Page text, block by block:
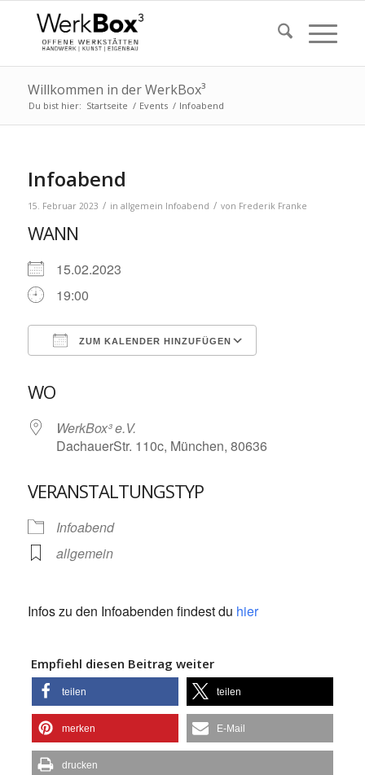
Willkommen in der WerkBox³
Du bist hier: Startseite / Events / Infoabend
Infoabend
15. Februar 2023 / in allgemein Infoabend / von Frederik Franke
WANN
15.02.2023
19:00
ZUM KALENDER HINZUFÜGEN
WO
WerkBox³ e.V.
DachauerStr. 110c, München, 80636
VERANSTALTUNGSTYP
Infoabend
allgemein
Infos zu den Infoabenden findest du hier
Empfiehl diesen Beitrag weiter
teilen teilen
merken E-Mail
drucken